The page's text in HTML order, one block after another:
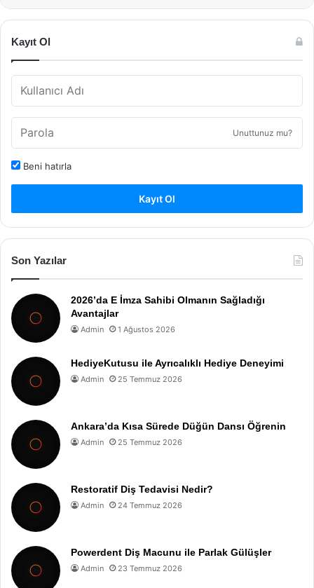
Kayıt Ol
Unuttunuz mu?
Beni hatırla
Kayıt Ol
Son Yazılar
2026’da E İmza Sahibi Olmanın Sağladığı
Avantajlar
Admin 1 Ağustos 2026
HediyeKutusu ile Ayrıcalıklı Hediye Deneyimi
Admin 25 Temmuz 2026
Ankara’da Kısa Sürede Düğün Dansı Öğrenin
Admin 25 Temmuz 2026
Restoratif Diş Tedavisi Nedir?
Admin 24 Temmuz 2026
Powerdent Diş Macunu ile Parlak Gülüşler
Admin 23 Temmuz 2026